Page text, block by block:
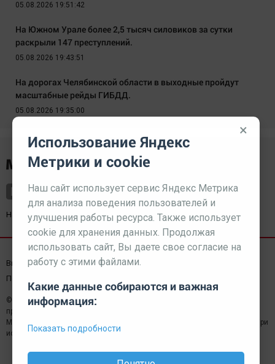
05.08.2026 19:51:42
На Южном Урале более 2,5 тысяч силовиков за сутки
раскрыли 147 преступлений.
05.08.2026 19:43:51
На дорогах Челябинской области в выходные пройдут
масштабные рейды ГИБДД.
05.08.2026 19:35:00
Наш партнерkurorty-sochi.ru
Выходные данные СМИ Реклама
Пользовательское соглашение
© 2026 МЕДИАЗАВОД — Сайт может содержать контент,
предназначенный для лиц 18+
Мнение редакции может не совпадать с мнением отдельных авторов.При
использовании материалов сайта ссылка обязательна.
×
Использование Яндекс
Метрики и cookie
Наш сайт использует сервис Яндекс Метрика
для анализа поведения пользователей и
улучшения работы ресурса. Также использует
cookie для хранения данных. Продолжая
использовать сайт, Вы даете свое согласие на
работу с этими файлами.
Какие данные собираются и важная
информация:
Показать подробности